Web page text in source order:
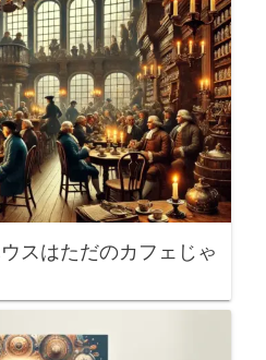
スはただのカフェじゃ